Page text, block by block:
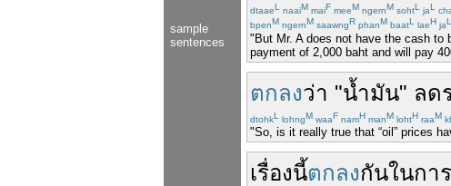
sample
sentences
dtaaeL naaiM maiF meeM ngernM sohtL jaL
bpenM ngernM saawngR phanM baatL laeH jaL
"But Mr. A does not have the cash to
payment of 2,000 baht and will pay
ตกลงว่า "น้ำมัน" ลด
dtohkL lohngM waaF namH manM lohtH raaM
"So, is it really true that “oil” prices
เรื่องนี้ตกลงกันในกา